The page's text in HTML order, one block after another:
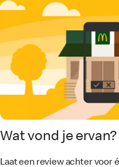
Wat vond je ervan?
Laat een review achter voor